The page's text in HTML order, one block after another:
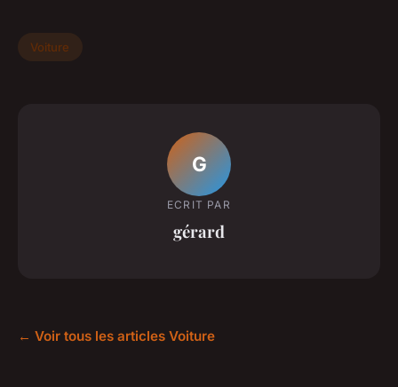
Voiture
G
ECRIT PAR
gérard
← Voir tous les articles Voiture